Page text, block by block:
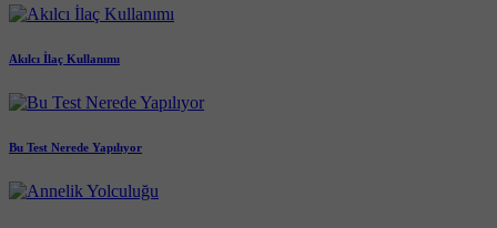
Akılcı İlaç Kullanımı
Bu Test Nerede Yapılıyor